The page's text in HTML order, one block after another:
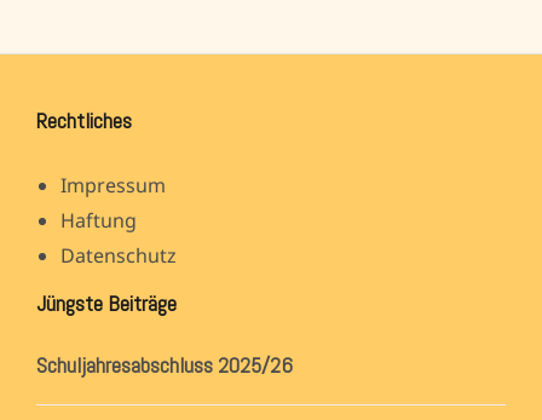
Rechtliches
Impressum
Haftung
Datenschutz
Jüngste Beiträge
Schuljahresabschluss 2025/26